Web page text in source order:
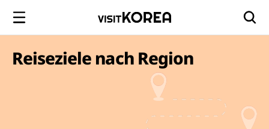
Reiseziele nach Region